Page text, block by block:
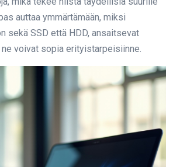
auttaa ymmärtämään, miksi
sekä SSD että HDD, ansaitsevat
ne voivat sopia erityistarpeisiinne.